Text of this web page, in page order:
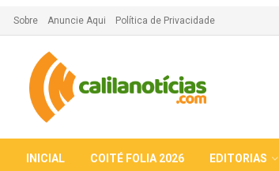
Sobre Anuncie Aqui Política de Privacidade
INICIAL COITÉ FOLIA 2026 EDITORIAS